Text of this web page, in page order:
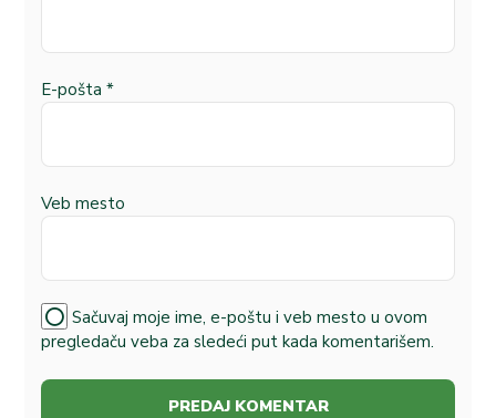
E-pošta *
Veb mesto
Sačuvaj moje ime, e-poštu i veb mesto u ovom
pregledaču veba za sledeći put kada komentarišem.